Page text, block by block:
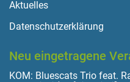
Aktuelles
Datenschutzerklärung
Neu eingetragene
KOM: Bluescats Trio feat.